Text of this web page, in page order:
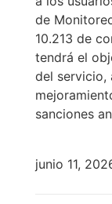
de
10.213 de
tendrá el
del servicio,
sanciones
junio 11,